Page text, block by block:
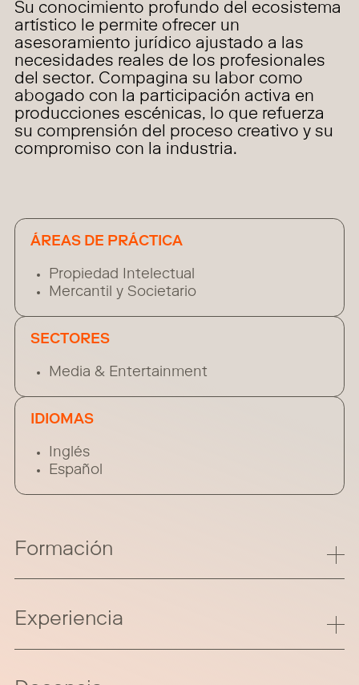
Su conocimiento profundo del ecosistema
artístico le permite ofrecer un
asesoramiento jurídico ajustado a las
necesidades reales de los profesionales
del sector. Compagina su labor como
abogado con la participación activa en
producciones escénicas, lo que refuerza
su comprensión del proceso creativo y su
compromiso con la industria.
ÁREAS DE PRÁCTICA
Propiedad Intelectual
Mercantil y Societario
SECTORES
Media & Entertainment
IDIOMAS
Inglés
Español
Formación
Experiencia